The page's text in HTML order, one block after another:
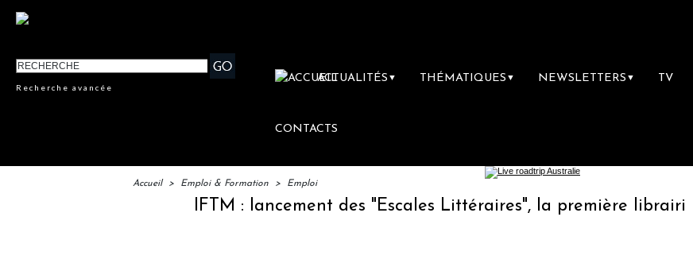
Recherche avancée
ACTUALITÉS ▼ THÉMATIQUES ▼ NEWSLETTERS ▼ TV
CONTACTS
Accueil > Emploi & Formation > Emploi
IFTM : lancement des "Escales Littéraires", la première librairie du voyage